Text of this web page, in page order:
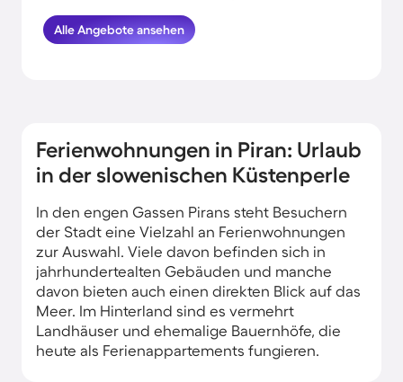
Angebote herausgesucht. Finde und
buche hier die schönsten
Alle Angebote ansehen
Ferienwohnungen in Piran: Urlaub
in der slowenischen Küstenperle
In den engen Gassen Pirans steht Besuchern
der Stadt eine Vielzahl an Ferienwohnungen
zur Auswahl. Viele davon befinden sich in
jahrhundertealten Gebäuden und manche
davon bieten auch einen direkten Blick auf das
Meer. Im Hinterland sind es vermehrt
Landhäuser und ehemalige Bauernhöfe, die
heute als Ferienappartements fungieren.